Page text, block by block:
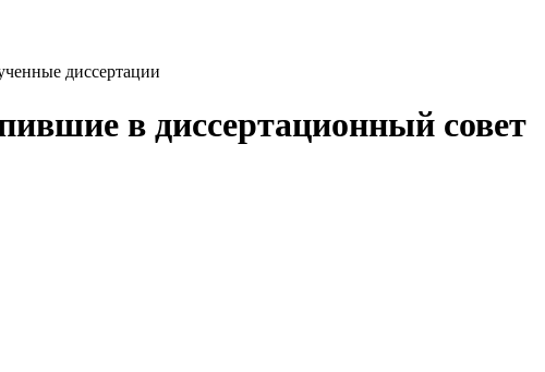
диссертации
в диссертационный совет